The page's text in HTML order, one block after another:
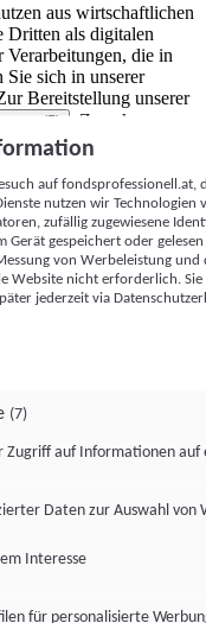
aus wirtschaftlichen
Dritten als digitalen
Verarbeitungen, die in
sich in unserer
Bereitstellung unserer
(5)
. Zwecke:
von Werbeleistung
Kennungen (z. B. login-
mit anderen
usw.) auf
werden, um es
oder einer Webseite
der hier aufgeführten
auf
nutzen wir Technologien
zufällig zugewiesene
Gerät gespeichert oder
von Werbeleistung
Website nicht erforderlich.
jederzeit via
(7)
Zugriff auf Informationen auf
Daten zur Auswahl von
Interesse
für personalisierte